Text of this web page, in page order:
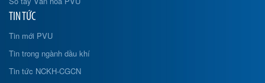
TIN TỨC
Tin mới PVU
Tin trong ngành dầu khí
Tin tức NCKH-CGCN